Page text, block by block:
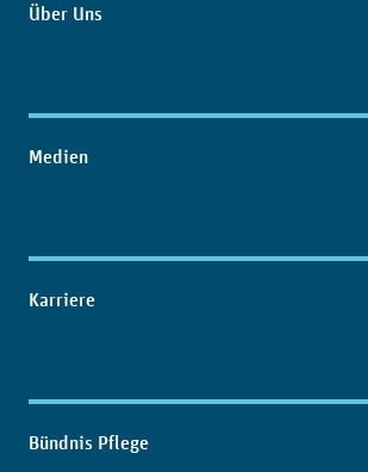
Über Uns
Medien
Karriere
Bündnis Pflege